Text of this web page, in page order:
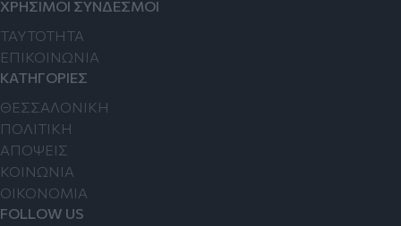
ΧΡΗΣΙΜΟΙ ΣΥΝΔΕΣΜΟΙ
TAYTOTHTA
ΕΠΙΚΟΙΝΩΝΙΑ
ΚΑΤΗΓΟΡΙΕΣ
ΘΕΣΣΑΛΟΝΙΚΗ
ΠΟΛΙΤΙΚΗ
ΑΠΟΨΕΙΣ
ΚΟΙΝΩΝΙΑ
ΟΙΚΟΝΟΜΙΑ
FOLLOW US